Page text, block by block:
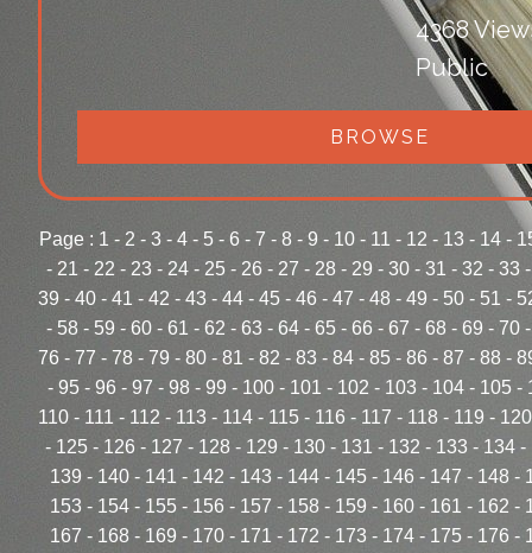
4368
Public
BROWSE
Page : 1 - 2 - 3- 4- 5- 6- 7 - 8 - 9 - 10- 11 - 12 - 13 - 14-
- 21 - 22 - 23 - 24- 25- 26- 27 - 28- 29 - 30- 31 - 32 - 33
39 - 40 - 41 - 42 - 43 - 44 - 45 - 46 - 47 - 48 - 49 - 50 - 51 -
- 58 - 59 - 60- 61 - 62 - 63- 64- 65- 66 - 67 - 68 - 69 - 70
76 - 77 - 78 - 79 - 80 - 81 - 82 - 83 - 84 - 85 - 86 - 87 - 88 -
- 95 - 96 - 97 - 98 - 99 - 100 - 101 - 102 - 103 - 104 - 105 -
110 - 111 - 112 - 113 - 114 - 115 - 116 - 117 - 118 - 119 - 120
- 125- 126 - 127 - 128- 129 - 130- 131 - 132 - 133 - 134-
139 - 140 - 141 - 142 - 143 - 144 - 145 - 146 - 147 - 148 -
153 - 154 - 155 - 156 - 157 - 158 - 159 - 160 - 161 - 162 -
167 - 168 - 169 - 170 - 171 - 172 - 173 - 174 - 175 - 176 -